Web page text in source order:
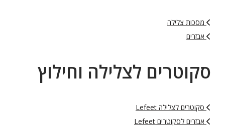
מסכות צלילה
אבזרים
סקוטרים לצלילה וחילוץ
סקוטרים לצלילה Lefeet
אבזרים לסקוטרים Lefeet